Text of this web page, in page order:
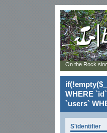
WHERE
`users`
S'identifier
On the Rock